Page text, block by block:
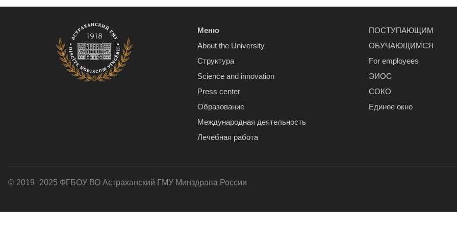
Меню
About the University
Структура
Science and innovation
Press center
Образование
Международная деятельность
Лечебная работа
ПОСТУПАЮЩИМ
ОБУЧАЮЩИМСЯ
For employees
ЭИОС
СОКО
Единое окно
© 2019–2025 ФГБОУ ВО Астраханский ГМУ Минздрава России